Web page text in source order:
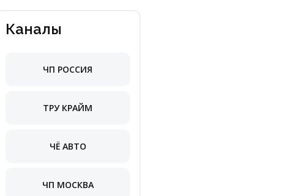
Каналы
ЧП РОССИЯ
ТРУ КРАЙМ
ЧЁ АВТО
ЧП МОСКВА